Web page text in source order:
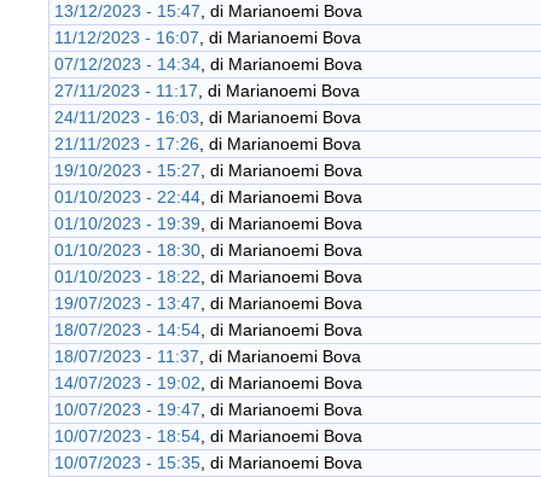
13/12/2023 - 15:47 , di Marianoemi Bova
11/12/2023 - 16:07 , di Marianoemi Bova
07/12/2023 - 14:34 , di Marianoemi Bova
27/11/2023 - 11:17 , di Marianoemi Bova
24/11/2023 - 16:03 , di Marianoemi Bova
21/11/2023 - 17:26 , di Marianoemi Bova
19/10/2023 - 15:27 , di Marianoemi Bova
01/10/2023 - 22:44 , di Marianoemi Bova
01/10/2023 - 19:39 , di Marianoemi Bova
01/10/2023 - 18:30 , di Marianoemi Bova
01/10/2023 - 18:22 , di Marianoemi Bova
19/07/2023 - 13:47 , di Marianoemi Bova
18/07/2023 - 14:54 , di Marianoemi Bova
18/07/2023 - 11:37 , di Marianoemi Bova
14/07/2023 - 19:02 , di Marianoemi Bova
10/07/2023 - 19:47 , di Marianoemi Bova
10/07/2023 - 18:54 , di Marianoemi Bova
10/07/2023 - 15:35 , di Marianoemi Bova